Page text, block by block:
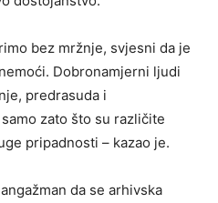
bez mržnje, svjesni da je
Dobronamjerni ljudi
predrasuda i
zato što su različite
pripadnosti – kazao je.
da se arhivska